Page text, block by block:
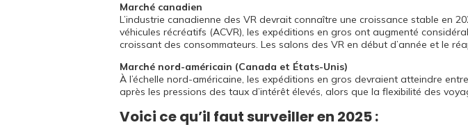
Marché canadien
L’industrie canadienne des VR devrait connaître une croissance stable en
véhicules récréatifs (ACVR), les expéditions en gros ont augmenté
croissant des consommateurs. Les salons des VR en début d’année et le
Marché nord-américain (Canada et États-Unis)
À l’échelle nord-américaine, les expéditions en gros devraient atteindre
après les pressions des taux d’intérêt élevés, alors que la flexibilité des
Voici ce qu’il faut surveiller en 2025 :